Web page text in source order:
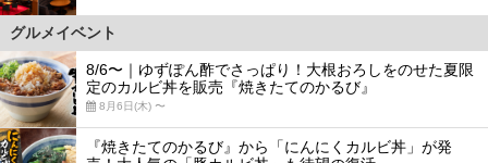
グルメイベント
8/6〜｜ゆずぽん酢でさっぱり！大根おろしをのせた夏限
定のカルビ丼を販売『焼きたてのかるび』
8月6日(木) 〜
『焼きたてのかるび』から「にんにくカルビ丼」が発